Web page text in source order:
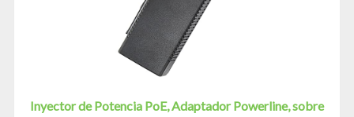
Inyector de Potencia PoE, Adaptador Powerline, sobre